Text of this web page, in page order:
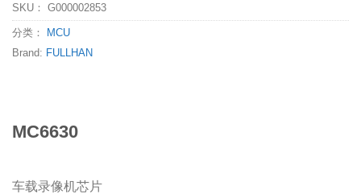
SKU： G000002853
分类：
MCU
Brand: FULLHAN
MC6630
车载录像机芯片